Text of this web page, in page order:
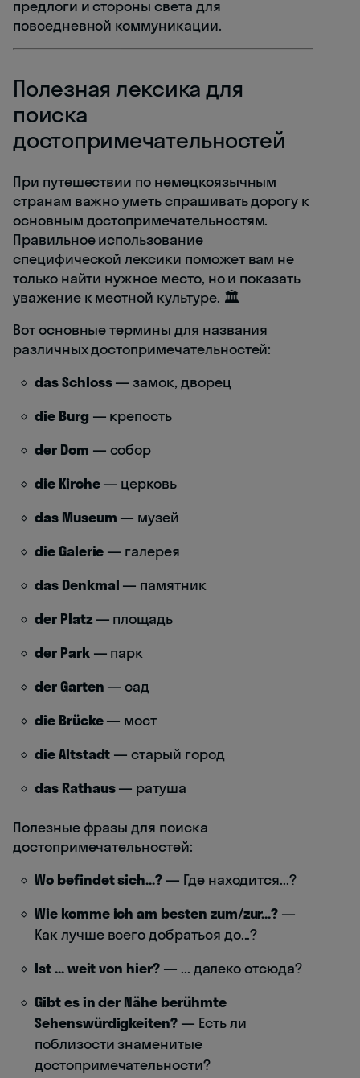
предлоги и стороны света для
повседневной коммуникации.
Полезная лексика для
поиска
достопримечательностей
При путешествии по немецкоязычным
странам важно уметь спрашивать дорогу к
основным достопримечательностям.
Правильное использование
специфической лексики поможет вам не
только найти нужное место, но и показать
уважение к местной культуре. 🏛️
Вот основные термины для названия
различных достопримечательностей:
das Schloss— замок, дворец
die Burg — крепость
der Dom — собор
die Kirche— церковь
das Museum — музей
die Galerie — галерея
das Denkmal — памятник
der Platz— площадь
der Park— парк
der Garten — сад
die Brücke— мост
die Altstadt — старый город
das Rathaus— ратуша
Полезные фразы для поиска
достопримечательностей:
Wo befindet sich...? — Где находится...?
Wie komme ich am besten zum/zur...? —
Как лучше всего добраться до...?
Ist ... weit von hier?— ... далеко отсюда?
Gibt es in der Nähe berühmte
Sehenswürdigkeiten? — Есть ли
поблизости знаменитые
достопримечательности?